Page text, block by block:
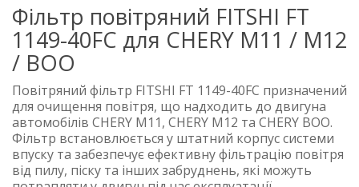
Фільтр повітряний FITSHI FT
1149-40FC для CHERY M11 / M12
/ BOO
Повітряний фільтр FITSHI FT 1149-40FC призначений
для очищення повітря, що надходить до двигуна
автомобілів CHERY M11, CHERY M12 та CHERY BOO.
Фільтр встановлюється у штатний корпус системи
впуску та забезпечує ефективну фільтрацію повітря
від пилу, піску та інших забруднень, які можуть